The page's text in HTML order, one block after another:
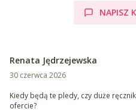
NAPISZ
Renata Jędrzejewska
30 czerwca 2026
Kiedy będą te pledy, czy duże
ofercie?